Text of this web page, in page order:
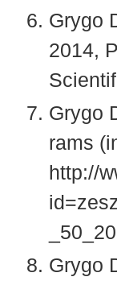
Grygo
2014,
Grygo
rams
http://
Grygo